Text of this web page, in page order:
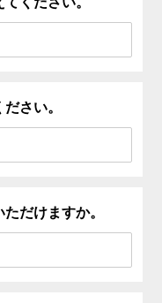
さい。
だけますか。